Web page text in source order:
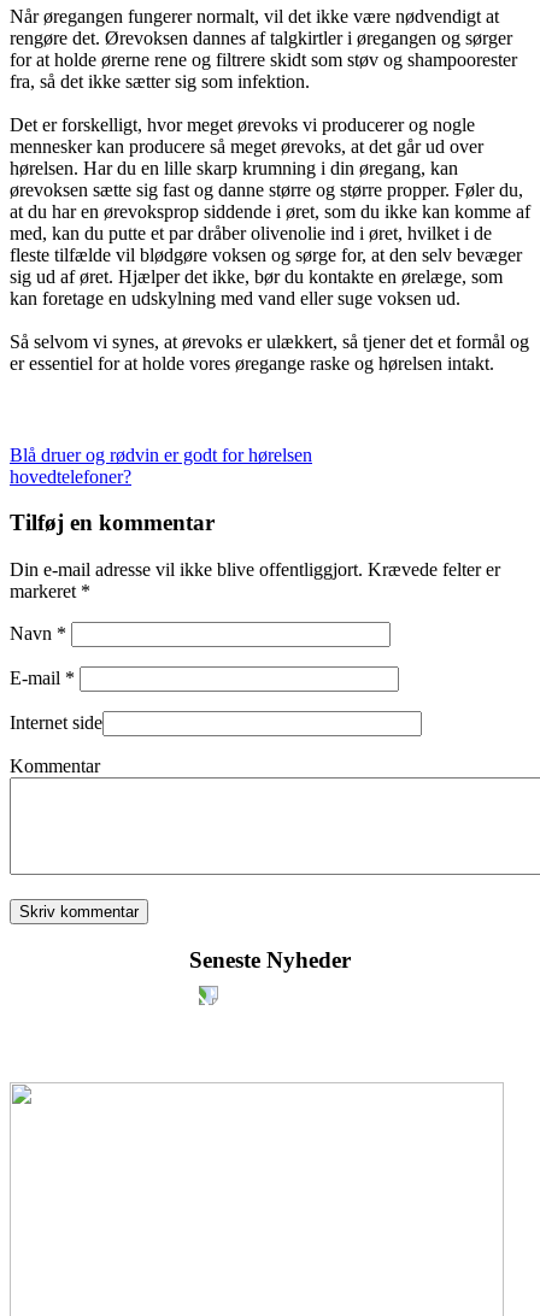
Når øregangen fungerer normalt, vil det ikke være nødvendigt at
rengøre det. Ørevoksen dannes af talgkirtler i øregangen og sørger
for at holde ørerne rene og filtrere skidt som støv og shampoorester
fra, så det ikke sætter sig som infektion.
Det er forskelligt, hvor meget ørevoks vi producerer og nogle
mennesker kan producere så meget ørevoks, at det går ud over
hørelsen. Har du en lille skarp krumning i din øregang, kan
ørevoksen sætte sig fast og danne større og større propper. Føler du,
at du har en ørevoksprop siddende i øret, som du ikke kan komme af
med, kan du putte et par dråber olivenolie ind i øret, hvilket i de
fleste tilfælde vil blødgøre voksen og sørge for, at den selv bevæger
sig ud af øret. Hjælper det ikke, bør du kontakte en ørelæge, som
kan foretage en udskylning med vand eller suge voksen ud.
Så selvom vi synes, at ørevoks er ulækkert, så tjener det et formål og
er essentiel for at holde vores øregange raske og hørelsen intakt.
Indlægsnavigation
Blå druer og rødvin er godt for hørelsen
hovedtelefoner?
Tilføj en kommentar
Din e-mail adresse vil ikke blive offentliggjort. Krævede felter er
markeret *
Navn *
E-mail *
Internet side
Kommentar
Seneste Nyheder